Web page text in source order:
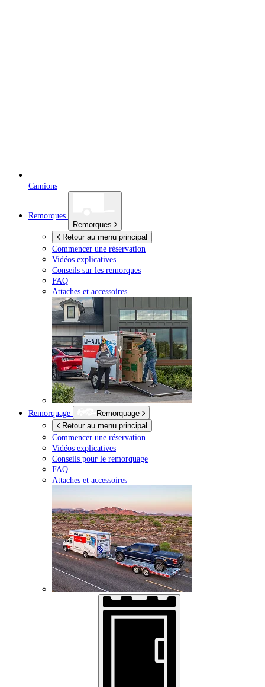
Camions
Remorques
Remorques
Retour au menu principal
Commencer une réservation
Vidéos explicatives
Conseils sur les remorques
FAQ
Attaches et accessoires
Remorquage
Remorquage
Retour au menu principal
Commencer une réservation
Vidéos explicatives
Conseils pour le remorquage
FAQ
Attaches et accessoires